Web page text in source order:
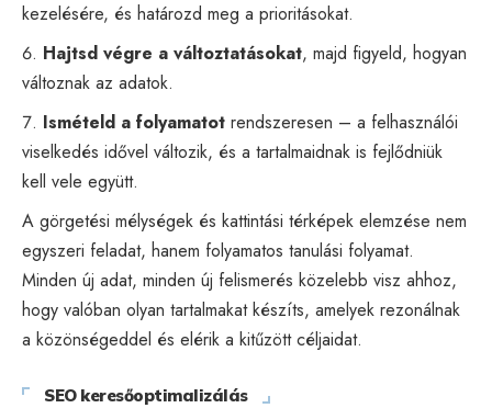
kezelésére, és határozd meg a prioritásokat.
Hajtsd végre a változtatásokat, majd figyeld, hogyan
változnak az adatok.
Ismételd a folyamatot rendszeresen – a felhasználói
viselkedés idővel változik, és a tartalmaidnak is fejlődniük
kell vele együtt.
A görgetési mélységek és kattintási térképek elemzése nem
egyszeri feladat, hanem folyamatos tanulási folyamat.
Minden új adat, minden új felismerés közelebb visz ahhoz,
hogy valóban olyan tartalmakat készíts, amelyek rezonálnak
a közönségeddel és elérik a kitűzött céljaidat.
SEO keresőoptimalizálás